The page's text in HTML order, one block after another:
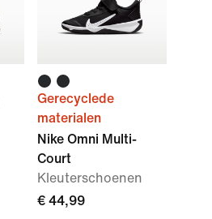
Gerecyclede
materialen
Nike Omni Multi-
Court
Kleuterschoenen
€ 44,99